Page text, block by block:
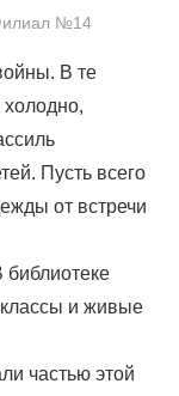
№14
В те
Пусть всего
от встречи
библиотеке
классы и живые
частью этой